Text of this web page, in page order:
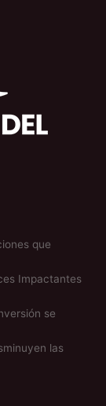
que
Impactantes
se
las